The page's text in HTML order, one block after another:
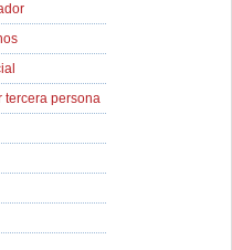
tercera persona